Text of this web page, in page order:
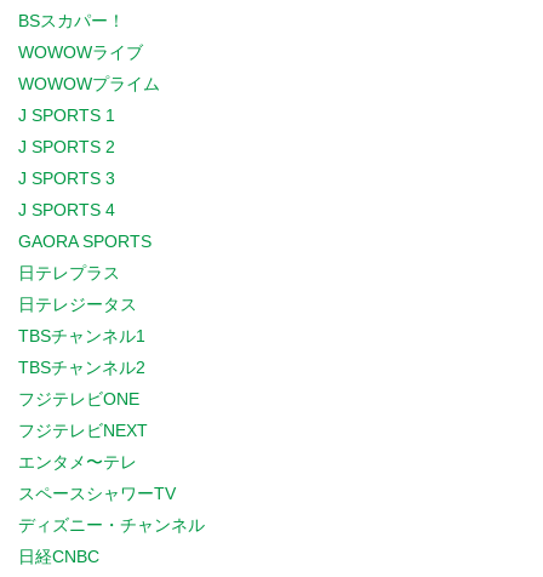
BSスカパー！
WOWOWライブ
WOWOWプライム
J SPORTS 1
J SPORTS 2
J SPORTS 3
J SPORTS 4
GAORA SPORTS
日テレプラス
日テレジータス
TBSチャンネル1
TBSチャンネル2
フジテレビONE
フジテレビNEXT
エンタメ〜テレ
スペースシャワーTV
ディズニー・チャンネル
日経CNBC